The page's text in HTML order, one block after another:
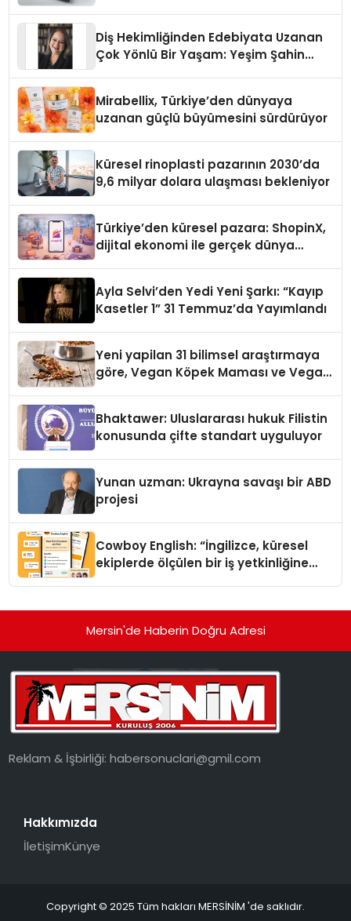
Diş Hekimliğinden Edebiyata Uzanan
Çok Yönlü Bir Yaşam: Yeşim Şahin
Mirabellix, Türkiye’den dünyaya
uzanan güçlü büyümesini sürdürüyor
Küresel rinoplasti pazarının 2030’da
9,6 milyar dolara ulaşması bekleniyor
Türkiye’den küresel pazara: ShopinX,
dijital ekonomi ile gerçek dünya
Ayla Selvi’den Yedi Yeni Şarkı: “Kayıp
Kasetler 1” 31 Temmuz’da Yayımlandı
Yeni yapilan 31 bilimsel araştırmaya
göre, Vegan Köpek Maması ve Vegan
Bhaktawer: Uluslararası hukuk Filistin
konusunda çifte standart uyguluyor
Yunan uzman: Ukrayna savaşı bir ABD
projesi
Cowboy English: “İngilizce, küresel
ekiplerde ölçülen bir iş yetkinliğine
Mersin'de Haberin Doğru Adresi
Reklam & İşbirliği:habersonuclari@gmil.com
Hakkımızda
İletişimKünye
Copyright © 2025 Tüm hakları MERSİNİM 'de saklıdır.